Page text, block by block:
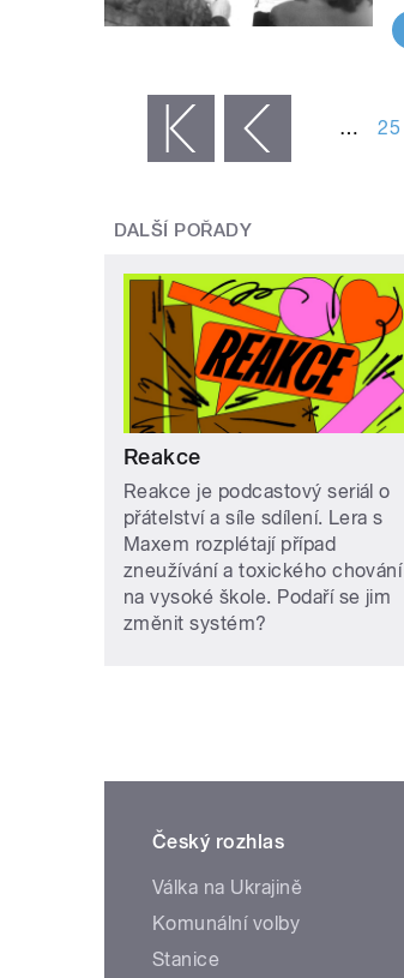
‹ předchozí … 25
DALŠÍ POŘADY
Reakce
Reakce je podcastový seriál o
přátelství a síle sdílení. Lera s
Maxem rozplétají případ
zneužívání a toxického chování
na vysoké škole. Podaří se jim
změnit systém?
Český rozhlas
Válka na Ukrajině
Komunální volby
Stanice